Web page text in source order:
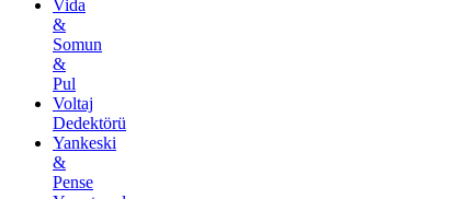
Vida
&
Somun
&
Pul
Voltaj
Dedektörü
Yankeski
&
Pense